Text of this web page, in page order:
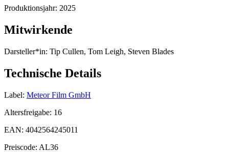
Produktionsjahr: 2025
Mitwirkende
Darsteller*in: Tip Cullen, Tom Leigh, Steven Blades
Technische Details
Label: Meteor Film GmbH
Altersfreigabe: 16
EAN: 4042564245011
Preiscode: AL36